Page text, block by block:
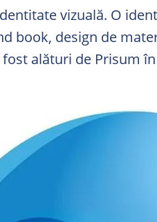
vizuală. O
book, design de
alături de Prisum